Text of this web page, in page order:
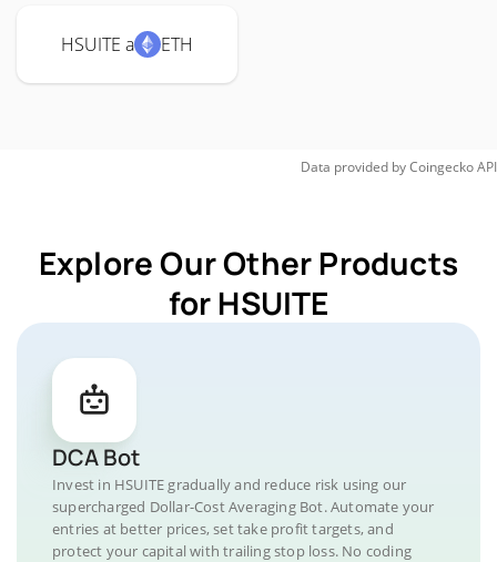
HSUITE a ETH
Data provided byCoingeckoAPI
Explore Our Other Products
for HSUITE
DCA Bot
Invest in HSUITE gradually and reduce risk using our
supercharged Dollar-Cost Averaging Bot. Automate your
entries at better prices, set take profit targets, and
protect your capital with trailing stop loss. No coding